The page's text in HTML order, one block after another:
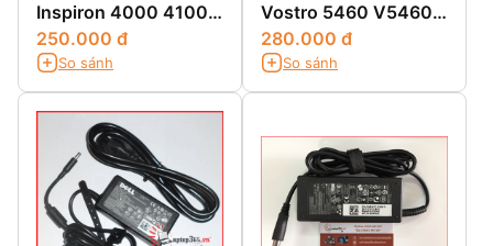
Inspiron 4000 4100
4150
250.000 đ
So sánh
Vostro 5460 V5460
5470 5560
280.000 đ
So sánh